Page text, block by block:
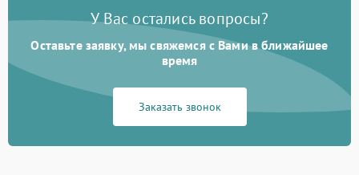
У Вас остались вопросы?
Оставьте заявку, мы свяжемся с Вами в ближайшее
время
Заказать звонок